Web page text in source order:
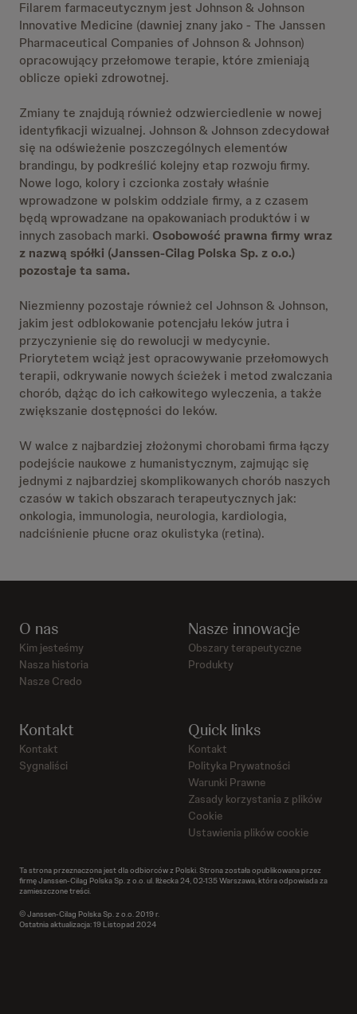
Filarem farmaceutycznym jest Johnson & Johnson
Innovative Medicine (dawniej znany jako - The Janssen
Pharmaceutical Companies of Johnson & Johnson)
opracowujący przełomowe terapie, które zmieniają
oblicze opieki zdrowotnej.
Zmiany te znajdują również odzwierciedlenie w nowej
identyfikacji wizualnej. Johnson & Johnson zdecydował
się na odświeżenie poszczególnych elementów
brandingu, by podkreślić kolejny etap rozwoju firmy.
Nowe logo, kolory i czcionka zostały właśnie
wprowadzone w polskim oddziale firmy, a z czasem
będą wprowadzane na opakowaniach produktów i w
innych zasobach marki. Osobowość prawna firmy wraz
z nazwą spółki (Janssen-Cilag Polska Sp. z o.o.)
pozostaje ta sama.
Niezmienny pozostaje również cel Johnson & Johnson,
jakim jest odblokowanie potencjału leków jutra i
przyczynienie się do rewolucji w medycynie.
Priorytetem wciąż jest opracowywanie przełomowych
terapii, odkrywanie nowych ścieżek i metod zwalczania
chorób, dążąc do ich całkowitego wyleczenia, a także
zwiększanie dostępności do leków.
W walce z najbardziej złożonymi chorobami firma łączy
podejście naukowe z humanistycznym, zajmując się
jednymi z najbardziej skomplikowanych chorób naszych
czasów w takich obszarach terapeutycznych jak:
onkologia, immunologia, neurologia, kardiologia,
nadciśnienie płucne oraz okulistyka (retina).
O nas
Kim jesteśmy
Nasza historia
Nasze Credo
Nasze innowacje
Obszary terapeutyczne
Produkty
Kontakt
Kontakt
Sygnaliści
Quick links
Kontakt
Polityka Prywatności
Warunki Prawne
Zasady korzystania z plików
Cookie
Ustawienia plików cookie
Ta strona przeznaczona jest dla odbiorców z Polski. Strona została opublikowana przez
firmę Janssen-Cilag Polska Sp. z o.o. ul. Iłżecka 24, 02-135 Warszawa, która odpowiada za
zamieszczone treści.
© Janssen-Cilag Polska Sp. z o.o. 2019 r.
Ostatnia aktualizacja: 19 Listopad 2024